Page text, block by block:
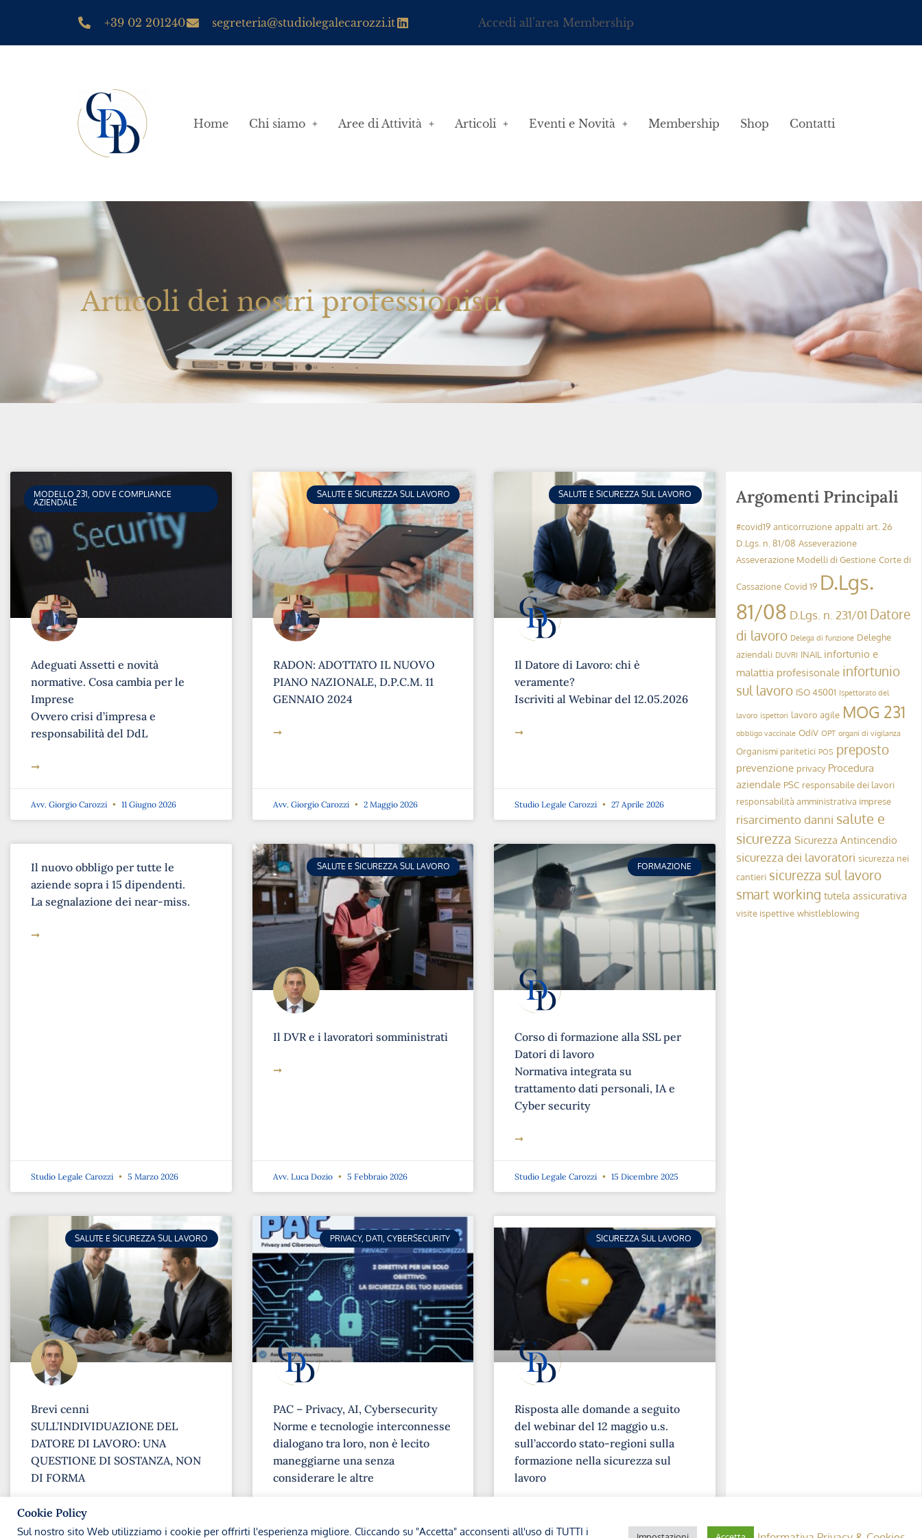
+39 02 201240 segreteria@studiolegalecarozzi.it Accedi all’area Membership
Home Chi siamo Aree di Attività Articoli Eventi e Novità Membership Shop Contatti
Articoli dei nostri professionisti
MODELLO 231, ODV E COMPLIANCE
AZIENDALE
Adeguati Assetti e novità
normative. Cosa cambia per le
Imprese
Ovvero crisi d’impresa e
responsabilità del DdL
➞
Avv. Giorgio Carozzi 11 Giugno 2026
SALUTE E SICUREZZA SUL LAVORO
RADON: ADOTTATO IL NUOVO
PIANO NAZIONALE, D.P.C.M. 11
GENNAIO 2024
➞
Avv. Giorgio Carozzi 2 Maggio 2026
SALUTE E SICUREZZA SUL LAVORO
Il Datore di Lavoro: chi è
veramente?
Iscriviti al Webinar del 12.05.2026
➞
Studio Legale Carozzi 27 Aprile 2026
Il nuovo obbligo per tutte le
aziende sopra i 15 dipendenti.
La segnalazione dei near-miss.
➞
Studio Legale Carozzi 5 Marzo 2026
SALUTE E SICUREZZA SUL LAVORO
Il DVR e i lavoratori somministrati
➞
Avv. Luca Dozio 5 Febbraio 2026
FORMAZIONE
Corso di formazione alla SSL per
Datori di lavoro
Normativa integrata su
trattamento dati personali, IA e
Cyber security
➞
Studio Legale Carozzi 15 Dicembre 2025
SALUTE E SICUREZZA SUL LAVORO
Brevi cenni
SULL’INDIVIDUAZIONE DEL
DATORE DI LAVORO: UNA
QUESTIONE DI SOSTANZA, NON
DI FORMA
➞
PRIVACY, DATI, CYBERSECURITY
PAC – Privacy, AI, Cybersecurity
Norme e tecnologie interconnesse
dialogano tra loro, non è lecito
maneggiarne una senza
considerare le altre
SICUREZZA SUL LAVORO
Risposta alle domande a seguito
del webinar del 12 maggio u.s.
sull’accordo stato-regioni sulla
formazione nella sicurezza sul
lavoro
Argomenti Principali
#covid19 anticorruzione appalti art. 26
D.Lgs. n. 81/08 Asseverazione
Asseverazione Modelli di Gestione Corte di
Cassazione Covid 19 D.Lgs.
81/08 D.Lgs. n. 231/01 Datore
di lavoro Delega di funzione Deleghe
aziendali DUVRI INAIL infortunio e
malattia profesisonale infortunio
sul lavoro ISO 45001 Ispettorato del
lavoro ispettori lavoro agile MOG 231
obbligo vaccinale OdiV OPT organi di vigilanza
Organismi paritetici POS preposto
prevenzione privacy Procedura
aziendale PSC responsabile dei lavori
responsabilità amministrativa imprese
risarcimento danni salute e
sicurezza Sicurezza Antincendio
sicurezza dei lavoratori sicurezza nei
cantieri sicurezza sul lavoro
smart working tutela assicurativa
visite ispettive whistleblowing
Cookie Policy
Sul nostro sito Web utilizziamo i cookie per offrirti l'esperienza migliore. Cliccando su "Accetta" acconsenti all'uso di TUTTI i